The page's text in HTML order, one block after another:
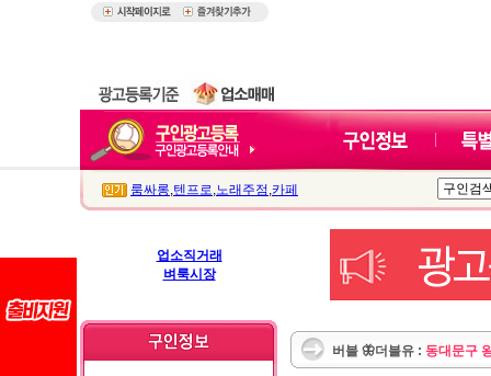
룸싸롱,텐프로,노래주점 ,카페
업소직거래
벼룩시장
버블 🦋더블유 : 동대문구